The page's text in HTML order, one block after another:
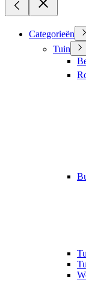
Categorieën
Tuin